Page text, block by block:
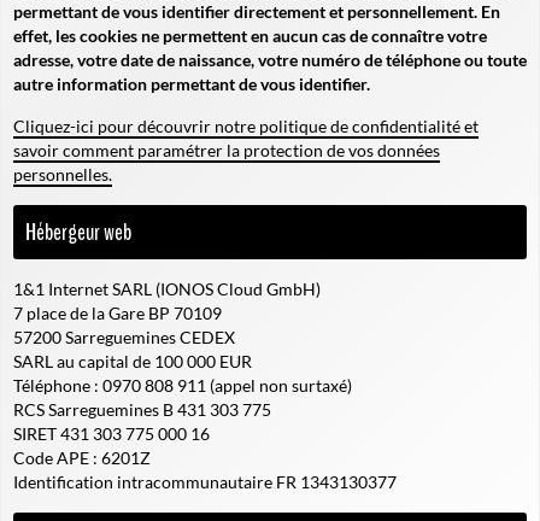
permettant de vous identifier directement et personnellement. En
effet, les cookies ne permettent en aucun cas de connaître votre
adresse, votre date de naissance, votre numéro de téléphone ou toute
autre information permettant de vous identifier.
Cliquez-ici pour découvrir notre politique de confidentialité et
savoir comment paramétrer la protection de vos données
personnelles.
Hébergeur web
1&1 Internet SARL (IONOS Cloud GmbH)
7 place de la Gare BP 70109
57200 Sarreguemines CEDEX
SARL au capital de 100 000 EUR
Téléphone : 0970 808 911 (appel non surtaxé)
RCS Sarreguemines B 431 303 775
SIRET 431 303 775 000 16
Code APE : 6201Z
Identification intracommunautaire FR 1343130377